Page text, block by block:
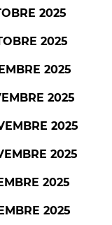
2025
2025
2025
2025
2025
2025
2025
2025